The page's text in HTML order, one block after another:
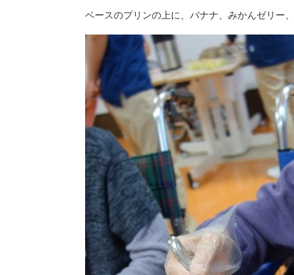
ベースのプリンの上に、バナナ、みかんゼリー